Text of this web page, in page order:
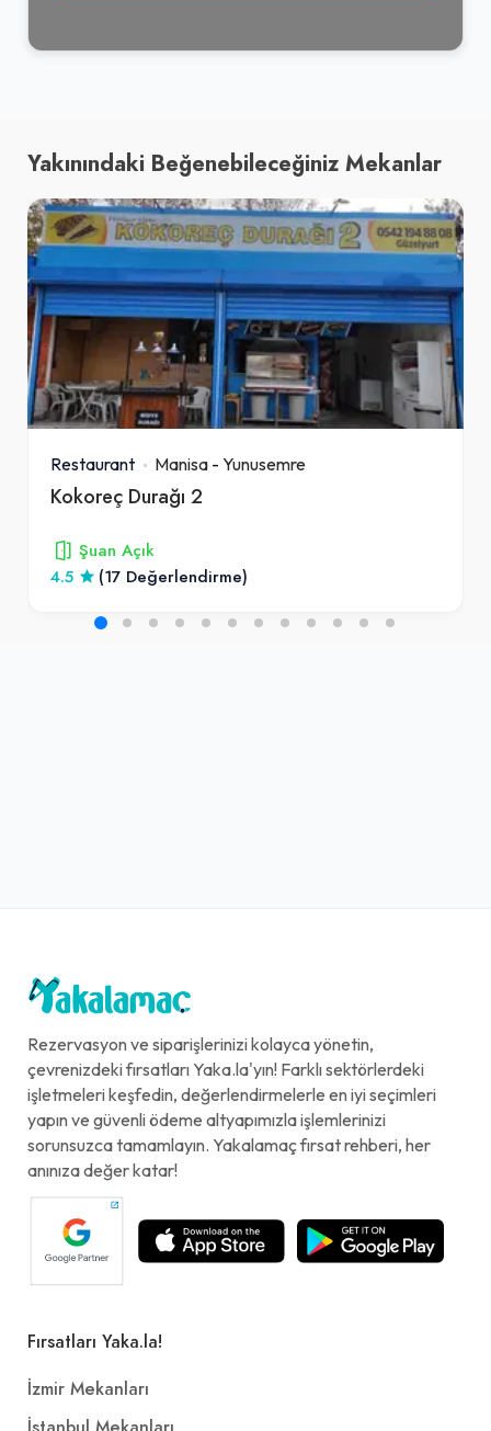
Yakınındaki Beğenebileceğiniz Mekanlar
Restaurant Manisa - Yunusemre
Kokoreç Durağı 2
Şuan Açık
4.5
(17 Değerlendirme)
Rezervasyon ve siparişlerinizi kolayca yönetin,
çevrenizdeki fırsatları Yaka.la'yın! Farklı sektörlerdeki
işletmeleri keşfedin, değerlendirmelerle en iyi seçimleri
yapın ve güvenli ödeme altyapımızla işlemlerinizi
sorunsuzca tamamlayın. Yakalamaç fırsat rehberi, her
anınıza değer katar!
Fırsatları Yaka.la!
İzmir Mekanları